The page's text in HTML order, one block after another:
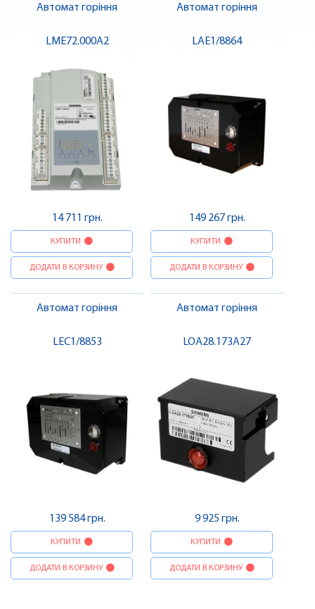
Автомат горіння
LME72.000A2
14 711 грн.
КУПИТИ
ДОДАТИ В КОРЗИНУ
Автомат горіння
LAE1/8864
149 267 грн.
КУПИТИ
ДОДАТИ В КОРЗИНУ
Автомат горіння
LEC1/8853
139 584 грн.
КУПИТИ
ДОДАТИ В КОРЗИНУ
Автомат горіння
LOA28.173A27
9 925 грн.
КУПИТИ
ДОДАТИ В КОРЗИНУ